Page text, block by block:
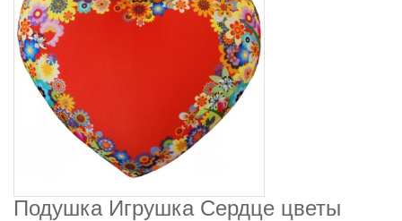
Подушка Игрушка Сердце цветы